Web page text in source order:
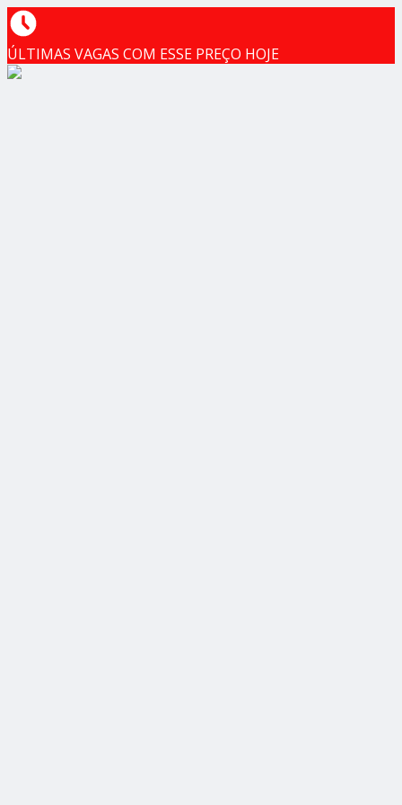
ÚLTIMAS VAGAS COM ESSE PREÇO HOJE